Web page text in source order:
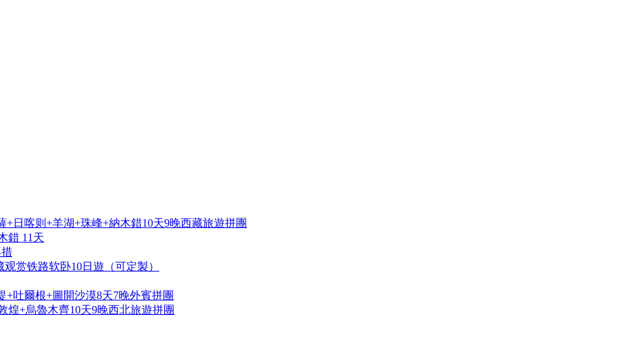
日喀则+羊湖+珠峰+納木錯10天9晚西藏旅遊拼團
錯 11天
赏铁路软卧10日遊（可定製）
吐爾根+圖開沙漠8天7晚外賓拼團
煌+烏魯木齊10天9晚西北旅遊拼團